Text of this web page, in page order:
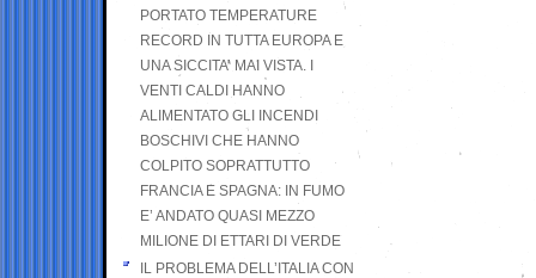
PORTATO TEMPERATURE
RECORD IN TUTTA EUROPA E
UNA SICCITA’ MAI VISTA. I
VENTI CALDI HANNO
ALIMENTATO GLI INCENDI
BOSCHIVI CHE HANNO
COLPITO SOPRATTUTTO
FRANCIA E SPAGNA: IN FUMO
E’ ANDATO QUASI MEZZO
MILIONE DI ETTARI DI VERDE
IL PROBLEMA DELL’ITALIA CON